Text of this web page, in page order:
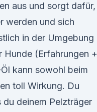
aus und sorgt dafür,
werden und sich
in der Umgebung
Hunde (Erfahrungen +
kann sowohl beim
toll Wirkung. Du
deinem Pelzträger